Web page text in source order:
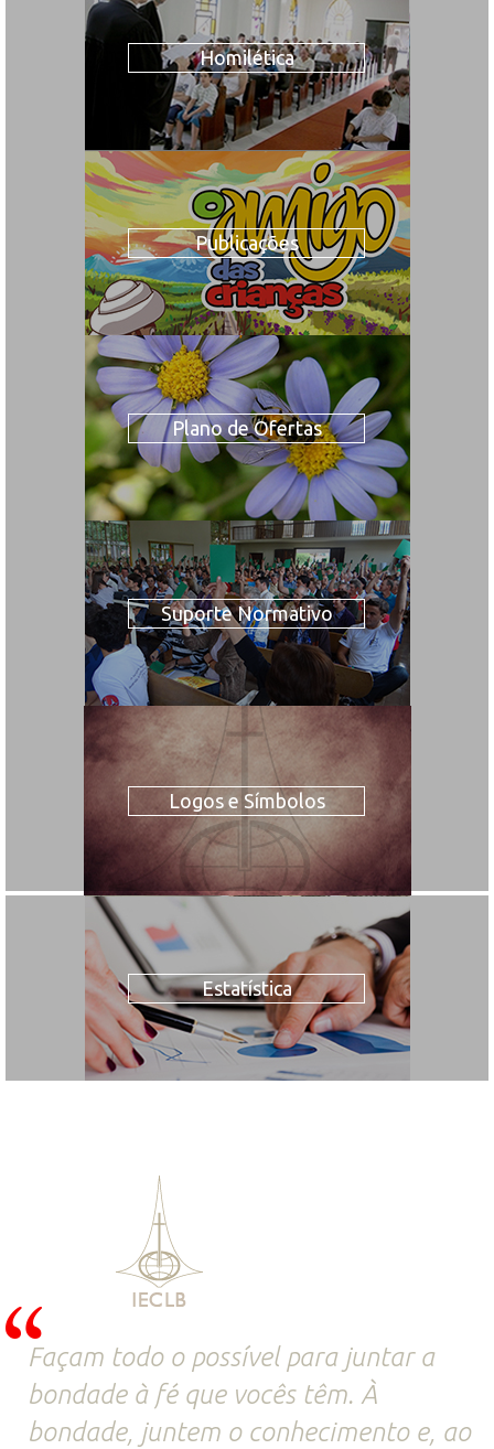
Homilética
Publicações
Plano de Ofertas
Suporte Normativo
Logos e Símbolos
Estatística
Façam todo o possível para juntar a
bondade à fé que vocês têm. À
bondade, juntem o conhecimento e, ao